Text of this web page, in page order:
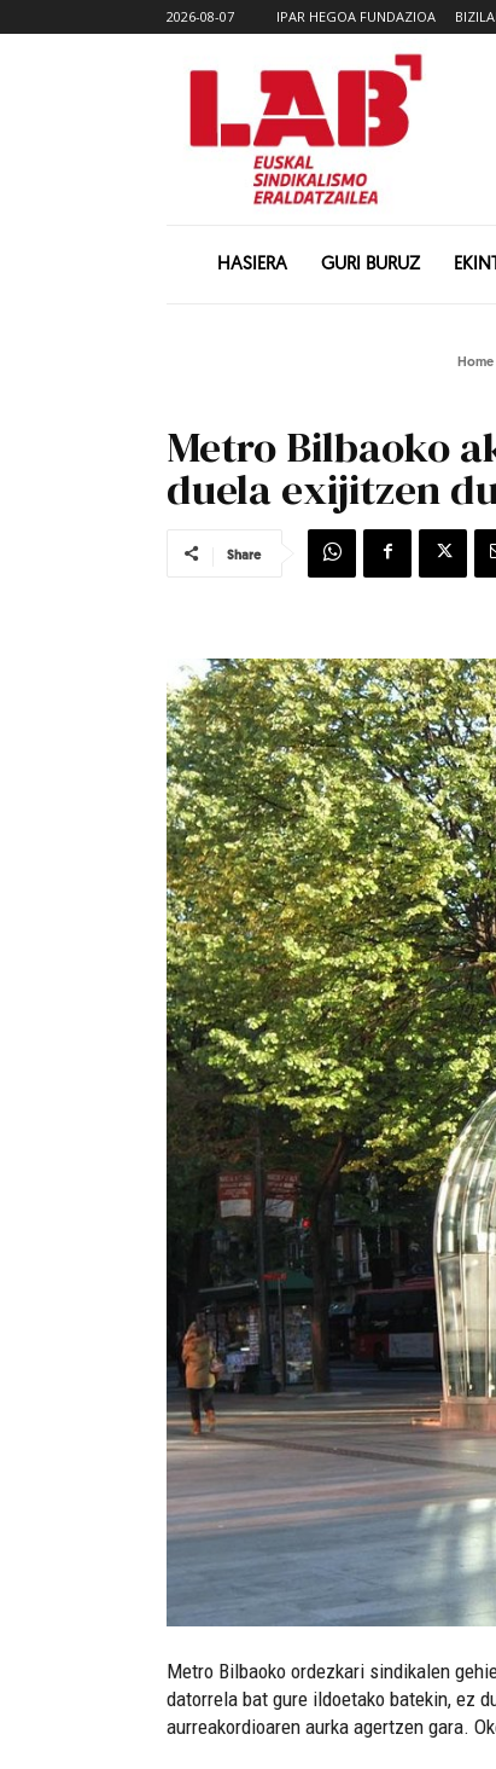
2026-08-07 IPAR HEGOA FUNDAZIOA
HASIERA GURI BURUZ
Home
Metro Bilbaoko
duela exijitzen
Share
Metro Bilbaoko ordezkari sindikalen
datorrela bat gure ildoetako batekin, ez
aurreakordioaren aurka agertzen gara.